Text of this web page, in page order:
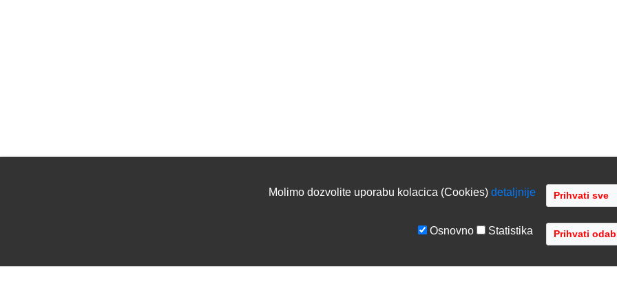
Molimo dozvolite uporabu kolacica (Cookies) detaljnije
Osnovno Statistika